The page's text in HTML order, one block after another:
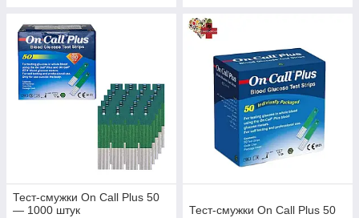
Тест-смужки On Call Plus 50
— 1000 штук
Тест-смужки On Call Plus 50